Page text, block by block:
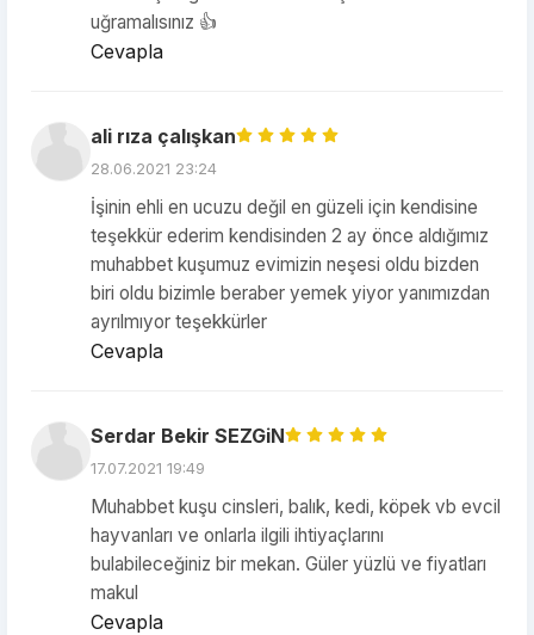
uğramalısınız 👍
Cevapla
ali rıza çalışkan
28.06.2021 23:24
İşinin ehli en ucuzu değil en güzeli için kendisine
teşekkür ederim kendisinden 2 ay önce aldığımız
muhabbet kuşumuz evimizin neşesi oldu bizden
biri oldu bizimle beraber yemek yiyor yanımızdan
ayrılmıyor teşekkürler
Cevapla
Serdar Bekir SEZGiN
17.07.2021 19:49
Muhabbet kuşu cinsleri, balık, kedi, köpek vb evcil
hayvanları ve onlarla ilgili ihtiyaçlarını
bulabileceğiniz bir mekan. Güler yüzlü ve fiyatları
makul
Cevapla